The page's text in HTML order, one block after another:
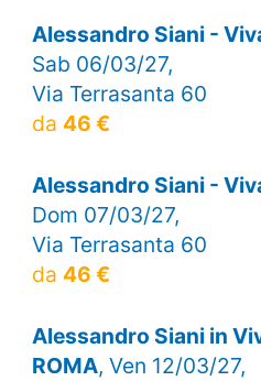
Alessandro Siani -
Sab 06/03/27,
Via Terrasanta 60
da 46 €
Alessandro Siani -
Dom 07/03/27,
Via Terrasanta 60
da 46 €
Alessandro Siani in
ROMA, Ven 12/03/27,